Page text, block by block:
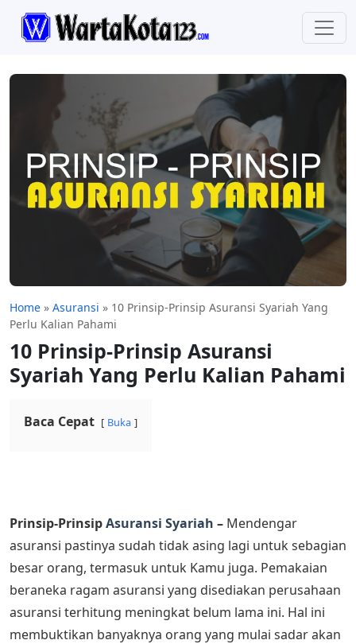
Home » Asuransi » 10 Prinsip-Prinsip Asuransi Syariah Yang
Perlu Kalian Pahami
10 Prinsip-Prinsip Asuransi
Syariah Yang Perlu Kalian Pahami
Baca Cepat Buka
Prinsip-PrinsipAsuransi Syariah – Mendengar
asuransi pastinya sudah tidak asing lagi untuk sebagian
besar orang, termasuk untuk Kamu juga. Pemakaian
beraneka ragam asuransi yang disediakan perusahaan
asuransi terhitung meningkat belum lama ini. Hal ini
membuktikan banyaknya orang yang mulai sadar akan